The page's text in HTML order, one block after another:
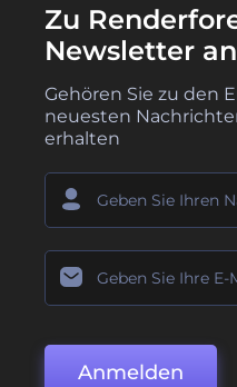
Zu
Newsletter
Gehören Sie zu den
neuesten
erhalten
Anmelden